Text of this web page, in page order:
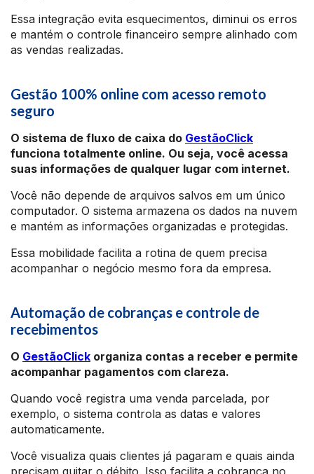
Essa integração evita esquecimentos, diminui os erros
e mantém o controle financeiro sempre alinhado com
as vendas realizadas.
Gestão 100% online com acesso remoto
seguro
O sistema de fluxo de caixa do GestãoClick
funciona totalmente online. Ou seja, você acessa
suas informações de qualquer lugar com internet.
Você não depende de arquivos salvos em um único
computador. O sistema armazena os dados na nuvem
e mantém as informações organizadas e protegidas.
Essa mobilidade facilita a rotina de quem precisa
acompanhar o negócio mesmo fora da empresa.
Automação de cobranças e controle de
recebimentos
O GestãoClick organiza contas a receber e permite
acompanhar pagamentos com clareza.
Quando você registra uma venda parcelada, por
exemplo, o sistema controla as datas e valores
automaticamente.
Você visualiza quais clientes já pagaram e quais ainda
precisam quitar o débito. Isso facilita a cobrança no